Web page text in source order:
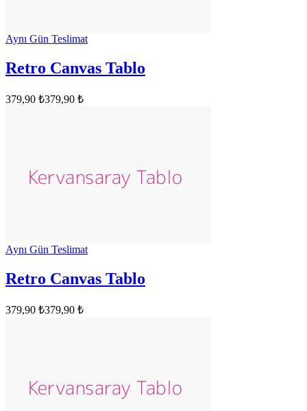
Aynı Gün Teslimat
Retro Canvas Tablo
379,90 ₺379,90 ₺
Aynı Gün Teslimat
Retro Canvas Tablo
379,90 ₺379,90 ₺